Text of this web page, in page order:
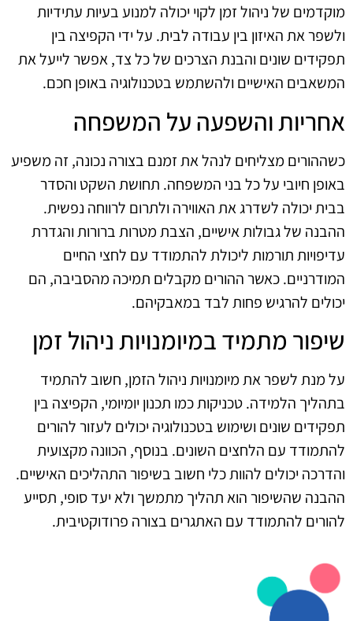
מוקדמים של ניהול זמן לקוי יכולה למנוע בעיות עתידיות
ולשפר את האיזון בין עבודה לבית. על ידי הקפיצה בין
תפקידים שונים והבנת הצרכים של כל צד, אפשר לייעל את
המשאבים האישיים ולהשתמש בטכנולוגיה באופן חכם.
אחריות והשפעה על המשפחה
כשההורים מצליחים לנהל את זמנם בצורה נכונה, זה משפיע
באופן חיובי על כל בני המשפחה. תחושת השקט והסדר
בבית יכולה לשדרג את האווירה ולתרום לרווחה נפשית.
ההבנה של גבולות אישיים, הצבת מטרות ברורות והגדרת
עדיפויות תורמות ליכולת להתמודד עם לחצי החיים
המודרניים. כאשר ההורים מקבלים תמיכה מהסביבה, הם
יכולים להרגיש פחות לבד במאבקיהם.
שיפור מתמיד במיומנויות ניהול זמן
על מנת לשפר את מיומנויות ניהול הזמן, חשוב להתמיד
בתהליך הלמידה. טכניקות כמו תכנון יומיומי, הקפיצה בין
תפקידים שונים ושימוש בטכנולוגיה יכולים לעזור להורים
להתמודד עם הלחצים השונים. בנוסף, הכוונה מקצועית
והדרכה יכולים להוות כלי חשוב בשיפור התהליכים האישיים.
ההבנה שהשיפור הוא תהליך מתמשך ולא יעד סופי, תסייע
להורים להתמודד עם האתגרים בצורה פרודוקטיבית.